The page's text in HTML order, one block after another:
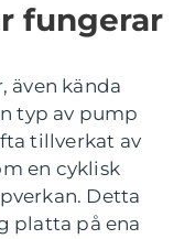
fungerar
även kända
typ av pump
tillverkat av
en cyklisk
Detta
platta på ena